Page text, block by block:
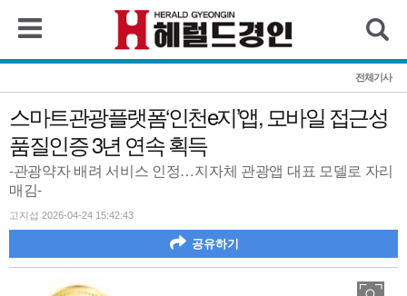
전체기사
스마트관광플랫폼‘인천e지’앱, 모바일 접근성
품질인증 3년 연속 획득
-관광약자 배려 서비스 인정…지자체 관광앱 대표 모델로 자리
매김-
고지섭 2026-04-24 15:42:43
공유하기
검색